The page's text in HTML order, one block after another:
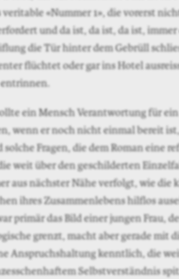
veritable «Nummer 1», die vorerst
und da ist, da ist, da ist,
die Tür hinter dem Gebrüll
flüchtet oder gar ins Hotel
ein Mensch Verantwortung für
wenn er noch nicht einmal bereit
solche Fragen, die dem Roman eine
weit über den geschilderten
aus nächster Nähe verfolgt, wie die
ihres Zusammenlebens hilflos
primär das Bild einer jungen Frau,
grenzt, macht aber gerade mit
Anspruchshaltung kenntlich, die
Selbstverständnis